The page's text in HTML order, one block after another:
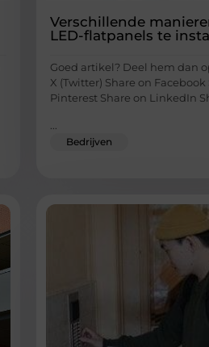
Verschillende
LED-flatpanels te
Goed artikel? Deel hem dan
X (Twitter) Share on Facebook
Pinterest Share on LinkedIn
Bedrijven